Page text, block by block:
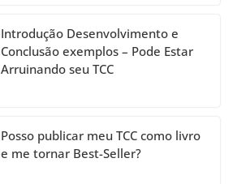
h
a
n
el
Introdução Desenvolvimento e
Conclusão exemplos – Pode Estar
Arruinando seu TCC
Posso publicar meu TCC como livro
e me tornar Best-Seller?